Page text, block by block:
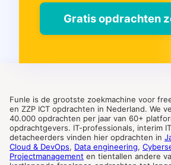
Gratis opdrachten
Funle is de grootste zoekmachine voor
en ZZP ICT opdrachten in Nederland. We
40.000 opdrachten per jaar van 60+
opdrachtgevers. IT-professionals, interim
detacheerders vinden hier opdrachten in
Cloud & DevOps, Data engineering,
Projectmanagement en tientallen andere